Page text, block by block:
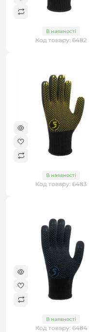
В наявності
Код товару: 6482
В наявності
Код товару: 6483
В наявності
Код товару: 6484